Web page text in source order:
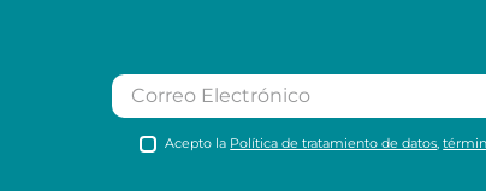
Acepto la Política de tratamiento de datos ,